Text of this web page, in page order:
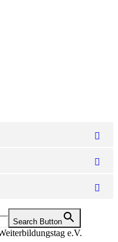
Search Button
e.V.